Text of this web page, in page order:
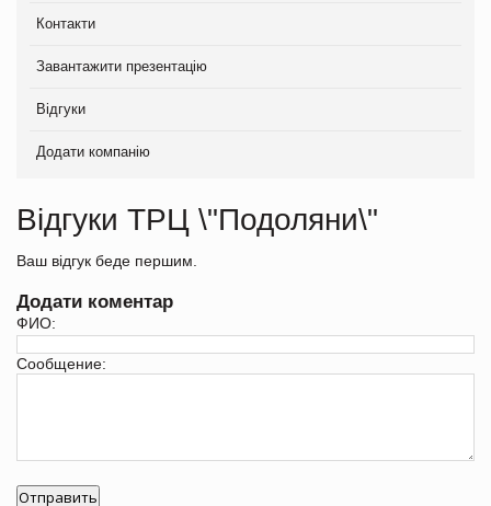
Контакти
Завантажити презентацію
Відгуки
Додати компанію
Відгуки ТРЦ \"Подоляни\"
Ваш відгук беде першим.
Додати коментар
ФИО:
Сообщение: